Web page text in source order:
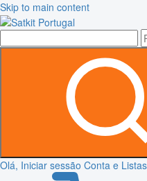
Skip to main content
Olá, Iniciar sessão Conta e Listas